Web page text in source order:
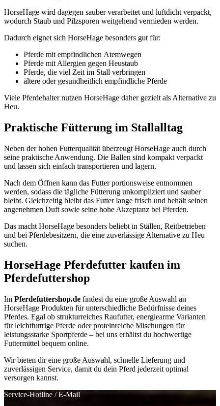
HorseHage wird dagegen sauber verarbeitet und luftdicht verpackt,
wodurch Staub und Pilzsporen weitgehend vermieden werden.
Dadurch eignet sich HorseHage besonders gut für:
Pferde mit empfindlichen Atemwegen
Pferde mit Allergien gegen Heustaub
Pferde, die viel Zeit im Stall verbringen
ältere oder gesundheitlich empfindliche Pferde
Viele Pferdehalter nutzen HorseHage daher gezielt als Alternative zu
Heu.
Praktische Fütterung im Stallalltag
Neben der hohen Futterqualität überzeugt HorseHage auch durch
seine praktische Anwendung. Die Ballen sind kompakt verpackt
und lassen sich einfach transportieren und lagern.
Nach dem Öffnen kann das Futter portionsweise entnommen
werden, sodass die tägliche Fütterung unkompliziert und sauber
bleibt. Gleichzeitig bleibt das Futter lange frisch und behält seinen
angenehmen Duft sowie seine hohe Akzeptanz bei Pferden.
Das macht HorseHage besonders beliebt in Ställen, Reitbetrieben
und bei Pferdebesitzern, die eine zuverlässige Alternative zu Heu
suchen.
HorseHage Pferdefutter kaufen im
Pferdefuttershop
Im Pferdefuttershop.de findest du eine große Auswahl an
HorseHage Produkten für unterschiedliche Bedürfnisse deines
Pferdes. Egal ob strukturreiches Raufutter, energiearme Varianten
für leichtfuttrige Pferde oder proteinreiche Mischungen für
leistungsstarke Sportpferde – bei uns erhältst du hochwertige
Futtermittel bequem online.
Wir bieten dir eine große Auswahl, schnelle Lieferung und
zuverlässigen Service, damit du dein Pferd jederzeit optimal
versorgen kannst.
Service-Hotline / E-Mail